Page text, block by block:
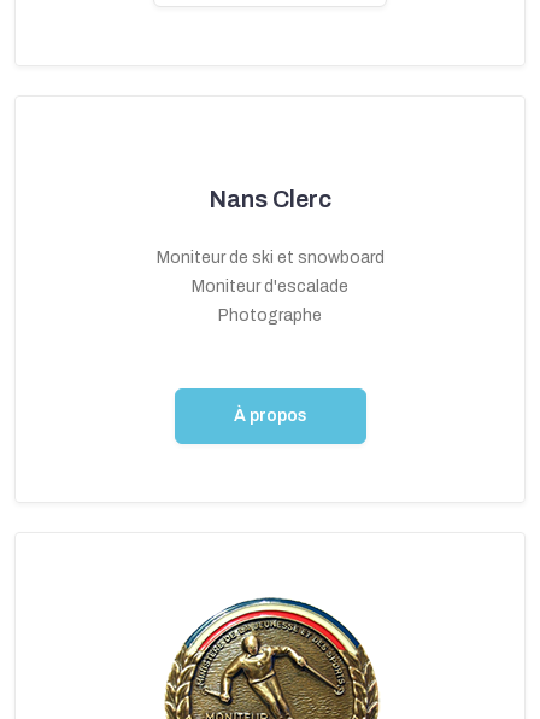
Nans Clerc
Moniteur de ski et snowboard
Moniteur d'escalade
Photographe
À propos